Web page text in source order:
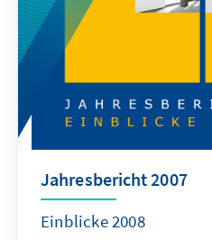
wissenschaftliche und
Kompetenzprofil der
Jahresbericht 2007
Einblicke 2008